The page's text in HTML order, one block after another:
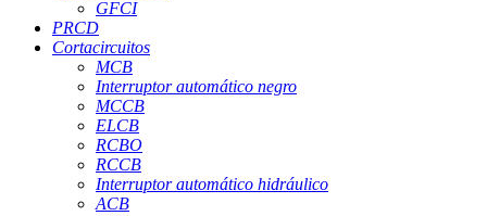
GFCI
PRCD
Cortacircuitos
MCB
Interruptor automático negro
MCCB
ELCB
RCBO
RCCB
Interruptor automático hidráulico
ACB